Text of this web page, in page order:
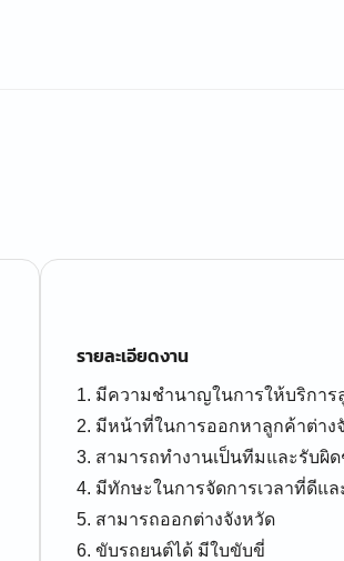
รายละเอียดงาน
1. มีความชำนาญในการให้บริกา
2. มีหน้าที่ในการออกหาลูกค้าต่าง
3. สามารถทำงานเป็นทีมและรับผิ
4. มีทักษะในการจัดการเวลาที่ดีแ
5. สามารถออกต่างจังหวัด
6. ขับรถยนต์ได้ มีใบขับขี่